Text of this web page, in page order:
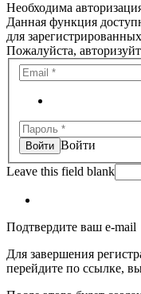
Необходима
Данная функция
для
Пожалуйста,
Войти
Leave this field blank
Подтвердите ваш e-mail
Для завершения
перейдите по ссылке,